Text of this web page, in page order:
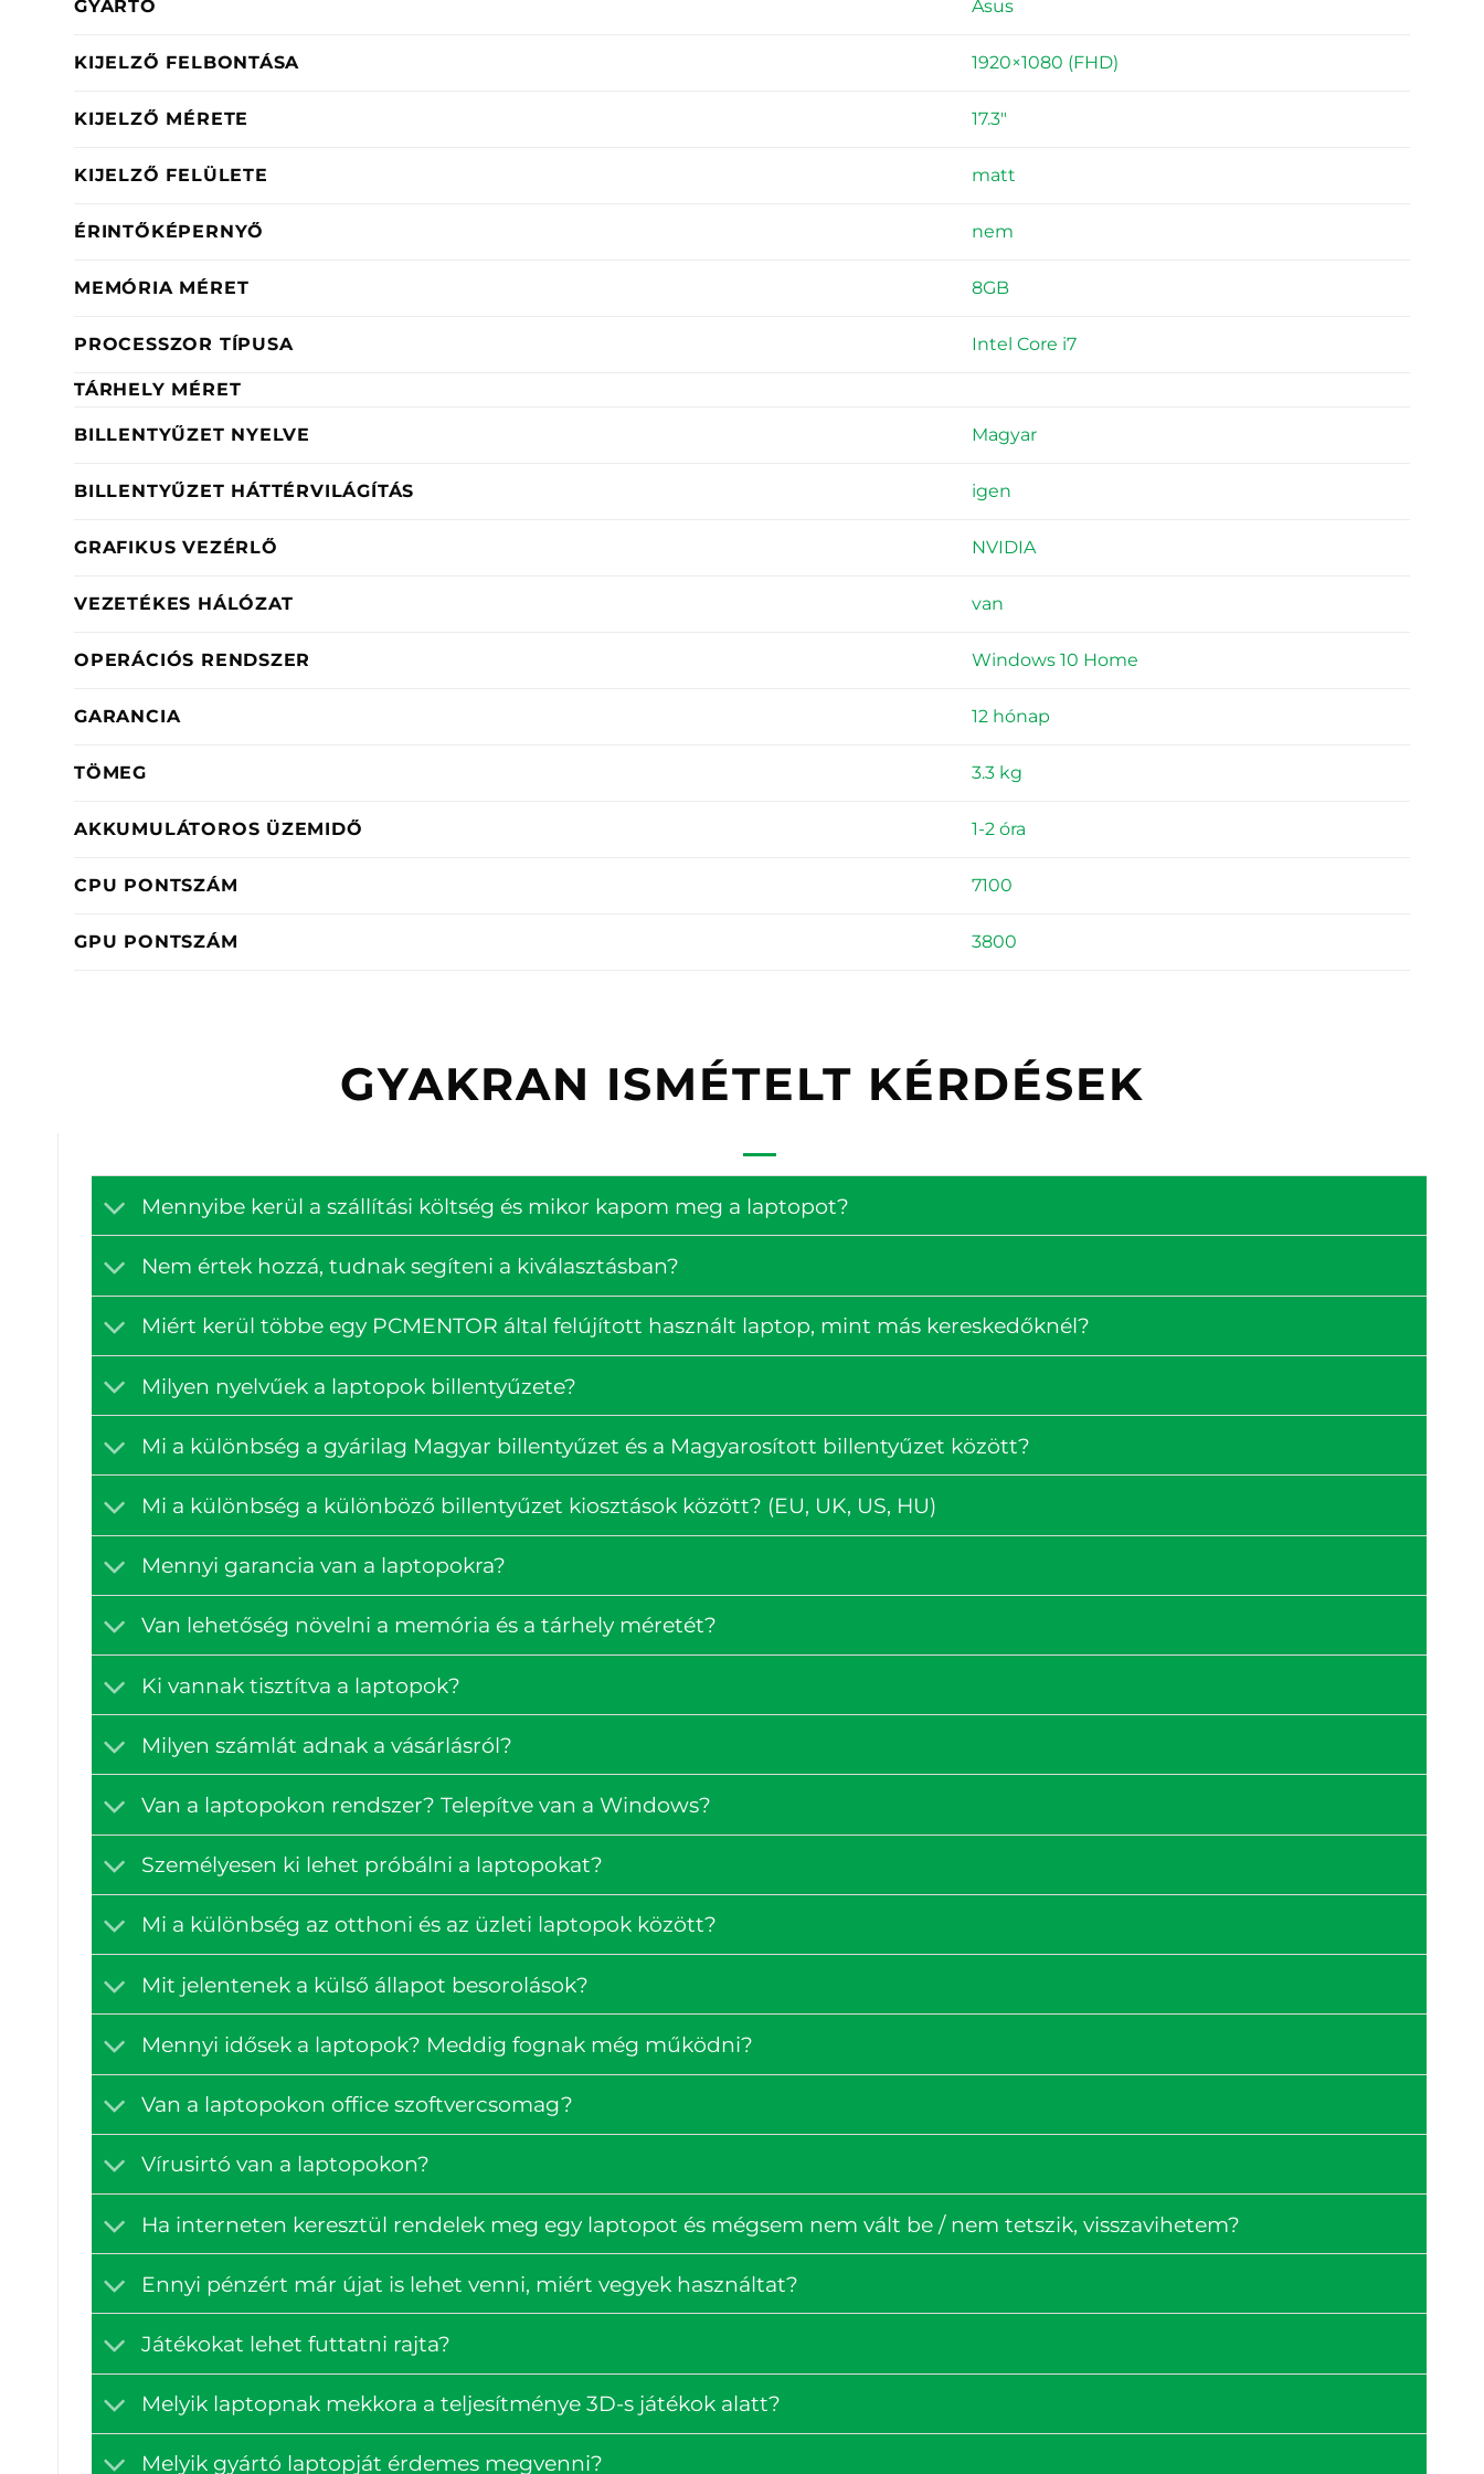
GYÁRTÓ Asus
KIJELZŐ FELBONTÁSA 1920×1080 (FHD)
KIJELZŐ MÉRETE 17.3"
KIJELZŐ FELÜLETE matt
ÉRINTŐKÉPERNYŐ nem
MEMÓRIA MÉRET 8GB
PROCESSZOR TÍPUSA Intel Core i7
TÁRHELY MÉRET
BILLENTYŰZET NYELVE Magyar
BILLENTYŰZET HÁTTÉRVILÁGÍTÁS igen
GRAFIKUS VEZÉRLŐ NVIDIA
VEZETÉKES HÁLÓZAT van
OPERÁCIÓS RENDSZER Windows 10 Home
GARANCIA 12 hónap
TÖMEG 3.3 kg
AKKUMULÁTOROS ÜZEMIDŐ 1-2 óra
CPU PONTSZÁM 7100
GPU PONTSZÁM 3800
GYAKRAN ISMÉTELT KÉRDÉSEK
Mennyibe kerül a szállítási költség és mikor kapom meg a laptopot?
Nem értek hozzá, tudnak segíteni a kiválasztásban?
Miért kerül többe egy PCMENTOR által felújított használt laptop, mint más kereskedőknél?
Milyen nyelvűek a laptopok billentyűzete?
Mi a különbség a gyárilag Magyar billentyűzet és a Magyarosított billentyűzet között?
Mi a különbség a különböző billentyűzet kiosztások között? (EU, UK, US, HU)
Mennyi garancia van a laptopokra?
Van lehetőség növelni a memória és a tárhely méretét?
Ki vannak tisztítva a laptopok?
Milyen számlát adnak a vásárlásról?
Van a laptopokon rendszer? Telepítve van a Windows?
Személyesen ki lehet próbálni a laptopokat?
Mi a különbség az otthoni és az üzleti laptopok között?
Mit jelentenek a külső állapot besorolások?
Mennyi idősek a laptopok? Meddig fognak még működni?
Van a laptopokon office szoftvercsomag?
Vírusirtó van a laptopokon?
Ha interneten keresztül rendelek meg egy laptopot és mégsem nem vált be / nem tetszik, visszavihetem?
Ennyi pénzért már újat is lehet venni, miért vegyek használtat?
Játékokat lehet futtatni rajta?
Melyik laptopnak mekkora a teljesítménye 3D-s játékok alatt?
Melyik gyártó laptopját érdemes megvenni?